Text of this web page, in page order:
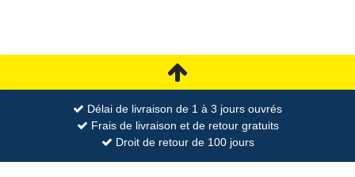
Délai de livraison de 1 à 3 jours ouvrés
Frais de livraison et de retour gratuits
Droit de retour de 100 jours